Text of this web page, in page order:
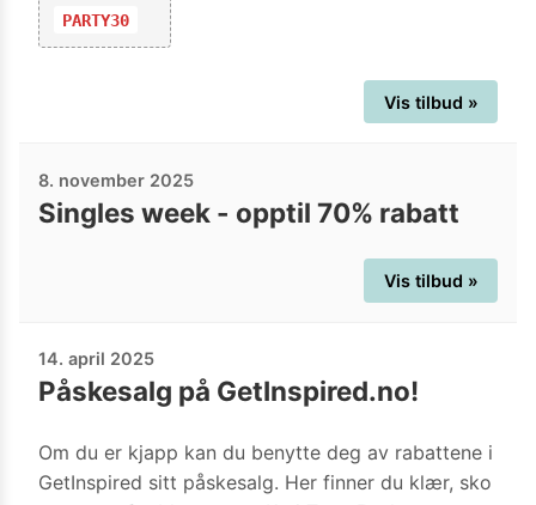
PARTY30
Vis tilbud »
8. november 2025
Singles week - opptil 70% rabatt
Vis tilbud »
14. april 2025
Påskesalg på GetInspired.no!
Om du er kjapp kan du benytte deg av rabattene i
GetInspired sitt påskesalg. Her finner du klær, sko